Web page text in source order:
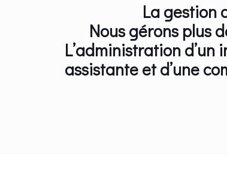
La gestion
Nous gérons plus
L’administration d’un
assistante et d’une